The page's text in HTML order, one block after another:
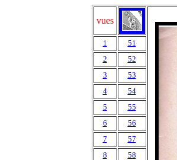
vues
1
51
2
52
3
53
4
54
5
55
6
56
7
57
8
58